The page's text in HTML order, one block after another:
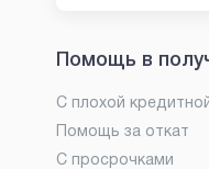
Помощь в
С плохой
Помощь за откат
С просрочками